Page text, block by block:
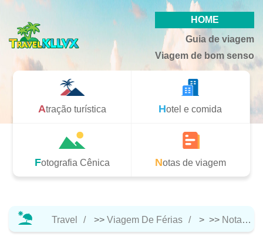
HOME
Guia de viagem
Viagem de bom senso
Atração turística Hotel e comida
Fotografia Cênica Notas de viagem
Travel >> Viagem De Férias > >> Notas De Viagem